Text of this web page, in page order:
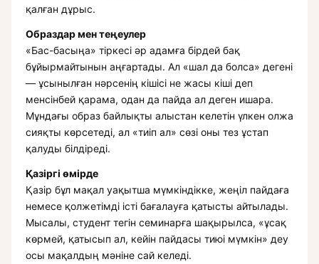
қалған дұрыс.
Образдар мен теңеулер
«Бас-басыңа» тіркесі әр адамға бірдей бақ
бұйырмайтынын аңғартады. Ал «шал да болса» дегені
— ұсынылған нәрсенің кішісі не жасы кіші деп
менсінбей қарама, одан да пайда ал деген ишара.
Мұндағы образ байлықты алыстан келетін үлкен олжа
сияқты көрсетеді, ал «тиіп ал» сөзі оны тез ұстап
қалуды білдіреді.
Қазіргі өмірде
Қазір бұл мақал уақытша мүмкіндікке, жеңіл пайдаға
немесе қолжетімді істі бағалауға қатысты айтылады.
Мысалы, студент тегін семинарға шақырылса, «ұсақ
көрмей, қатысып ал, кейін пайдасы тиюі мүмкін» деу
осы мақалдың мәніне сай келеді.